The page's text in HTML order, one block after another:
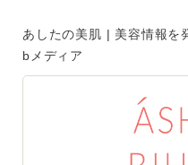
よくあるお問い合せ
ギフトラッピングサービス
あしたの美肌 | 美容情報を
bメディア